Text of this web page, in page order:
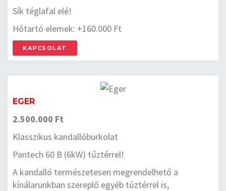
Sík téglafal elé!
Hőtartó elemek: +160.000 Ft
KAPCSOLAT
EGER
2.500.000 Ft
Klasszikus kandallóburkolat
Pantech 60 B (6kW) tűztérrel!
A kandalló természetesen megrendelhető a
kínálarunkban szereplő egyéb tűztérrel is,